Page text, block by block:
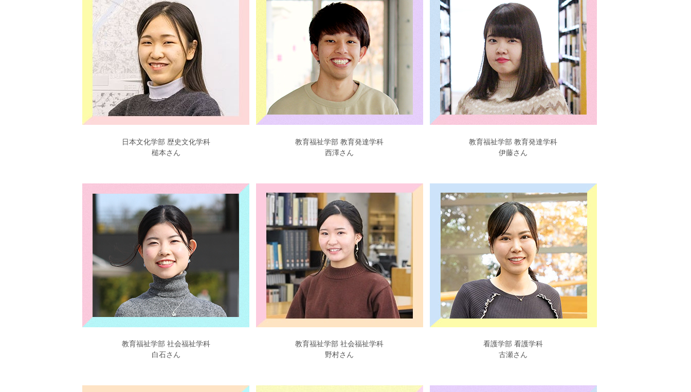
日本文化学部 歴史文化学科
槌本さん
教育福祉学部 教育発達学科
西澤さん
教育福祉学部 教育発達学科
伊藤さん
教育福祉学部 社会福祉学科
白石さん
教育福祉学部 社会福祉学科
野村さん
看護学部 看護学科
古瀬さん